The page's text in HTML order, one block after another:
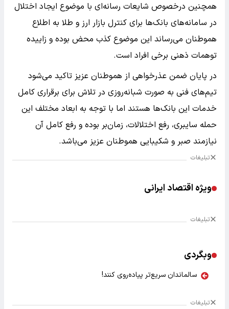
همچنین درخصوص شایعات رسانه‌ای با موضوع ایجاد اختلال
در سامانه‌های بانک‌ها برای کنترل بازار ارز و طلا به اطلاع
هموطنان می‌رساند این موضوع کذب محض بوده و زاییده
توهمات ذهنی برخی افراد است.
در پایان ضمن عذرخواهی از هموطنان عزیز تاکید می‌شود
تیم‌های فنی به صورت شبانه‌روزی در تلاش برای برقراری کامل
خدمات این بانک‌ها هستند اما با توجه به ابعاد مختلف این
حمله سایبری، رفع اختلالات، زمان‌بر بوده و رفع کامل آن
نیازمند صبر و شکیبایی هموطنان عزیز می‌باشد.
تبلیغات
ویژه اقتصاد ایرانی
تبلیغات
وبگردی
سالماندان سریع‌تر پیاده‌روی کنند!
تبلیغات